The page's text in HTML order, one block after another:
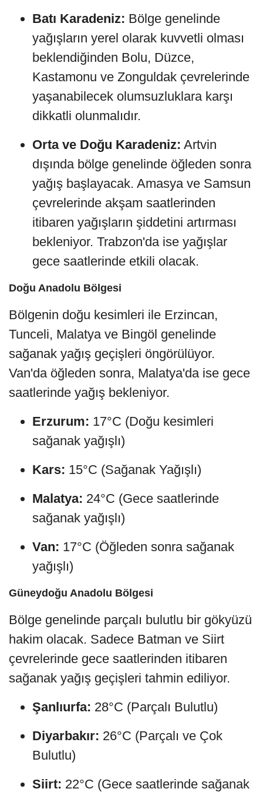
Batı Karadeniz: Bölge genelinde
yağışların yerel olarak kuvvetli olması
beklendiğinden Bolu, Düzce,
Kastamonu ve Zonguldak çevrelerinde
yaşanabilecek olumsuzluklara karşı
dikkatli olunmalıdır.
Orta ve Doğu Karadeniz: Artvin
dışında bölge genelinde öğleden sonra
yağış başlayacak. Amasya ve Samsun
çevrelerinde akşam saatlerinden
itibaren yağışların şiddetini artırması
bekleniyor. Trabzon'da ise yağışlar
gece saatlerinde etkili olacak.
Doğu Anadolu Bölgesi
Bölgenin doğu kesimleri ile Erzincan,
Tunceli, Malatya ve Bingöl genelinde
sağanak yağış geçişleri öngörülüyor.
Van'da öğleden sonra, Malatya'da ise gece
saatlerinde yağış bekleniyor.
Erzurum: 17°C (Doğu kesimleri
sağanak yağışlı)
Kars: 15°C (Sağanak Yağışlı)
Malatya: 24°C (Gece saatlerinde
sağanak yağışlı)
Van: 17°C (Öğleden sonra sağanak
yağışlı)
Güneydoğu Anadolu Bölgesi
Bölge genelinde parçalı bulutlu bir gökyüzü
hakim olacak. Sadece Batman ve Siirt
çevrelerinde gece saatlerinden itibaren
sağanak yağış geçişleri tahmin ediliyor.
Şanlıurfa: 28°C (Parçalı Bulutlu)
Diyarbakır: 26°C (Parçalı ve Çok
Bulutlu)
Siirt: 22°C (Gece saatlerinde sağanak